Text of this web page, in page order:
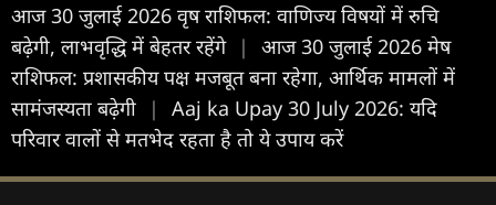
आज 30 जुलाई 2026 वृष राशिफल: वाणिज्य विषयों में रुचि
बढ़ेगी, लाभवृद्धि में बेहतर रहेंगे |
आज 30 जुलाई 2026 मेष
राशिफल: प्रशासकीय पक्ष मजबूत बना रहेगा, आर्थिक मामलों में
सामंजस्यता बढ़ेगी
|
Aaj ka Upay 30 July 2026: यदि
परिवार वालों से मतभेद रहता है तो ये उपाय करें